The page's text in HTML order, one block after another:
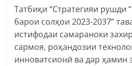
Татбиқи “Стратегияи рушди
барои солҳои 2023-2037”
истифодаи самараноки
сармоя, роҳандозии
инноватсионӣ ва дар ҳамин